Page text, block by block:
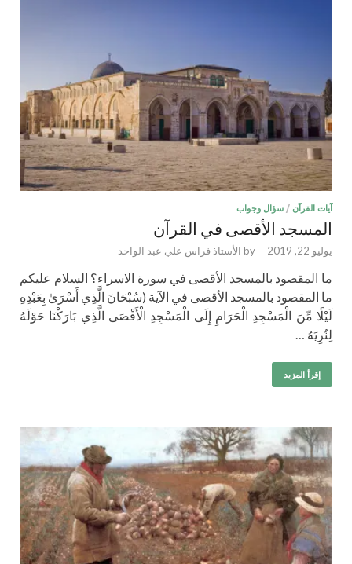
آيات القرآن / سؤال وجواب
المسجد الأقصى في القرآن
يوليو 22, 2019 -
by الأستاذ فراس علي عبد الواحد
ما المقصود بالمسجد الأقصى في سورة الاسراء؟ السلام عليكم
ما المقصود بالمسجد الأقصى في الآية (سُبْحَانَ الَّذِي أَسْرَىٰ بِعَبْدِهِ
لَيْلًا مِّنَ الْمَسْجِدِ الْحَرَامِ إِلَى الْمَسْجِدِ الْأَقْصَى الَّذِي بَارَكْنَا حَوْلَهُ
لِنُرِيَهُ …
إقرأ المزيد